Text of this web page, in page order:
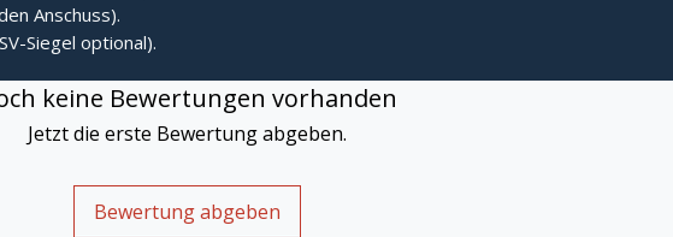
Anschuss).
Siegel optional).
keine Bewertungen vorhanden
Jetzt die erste Bewertung abgeben.
Bewertung abgeben